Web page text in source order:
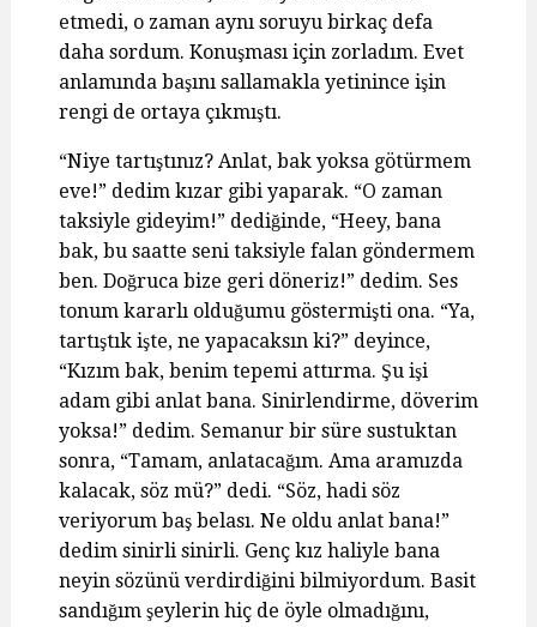
etmedi, o zaman aynı soruyu birkaç defa
daha sordum. Konuşması için zorladım. Evet
anlamında başını sallamakla yetinince işin
rengi de ortaya çıkmıştı.
“Niye tartıştınız? Anlat, bak yoksa götürmem
eve!” dedim kızar gibi yaparak. “O zaman
taksiyle gideyim!” dediğinde, “Heey, bana
bak, bu saatte seni taksiyle falan göndermem
ben. Doğruca bize geri döneriz!” dedim. Ses
tonum kararlı olduğumu göstermişti ona. “Ya,
tartıştık işte, ne yapacaksın ki?” deyince,
“Kızım bak, benim tepemi attırma. Şu işi
adam gibi anlat bana. Sinirlendirme, döverim
yoksa!” dedim. Semanur bir süre sustuktan
sonra, “Tamam, anlatacağım. Ama aramızda
kalacak, söz mü?” dedi. “Söz, hadi söz
veriyorum baş belası. Ne oldu anlat bana!”
dedim sinirli sinirli. Genç kız haliyle bana
neyin sözünü verdirdiğini bilmiyordum. Basit
sandığım şeylerin hiç de öyle olmadığını,